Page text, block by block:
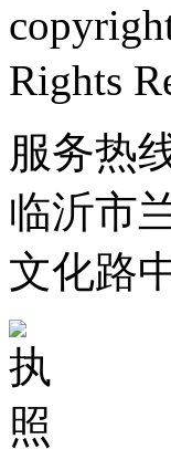
Rights
服务热
临沂市
文化路